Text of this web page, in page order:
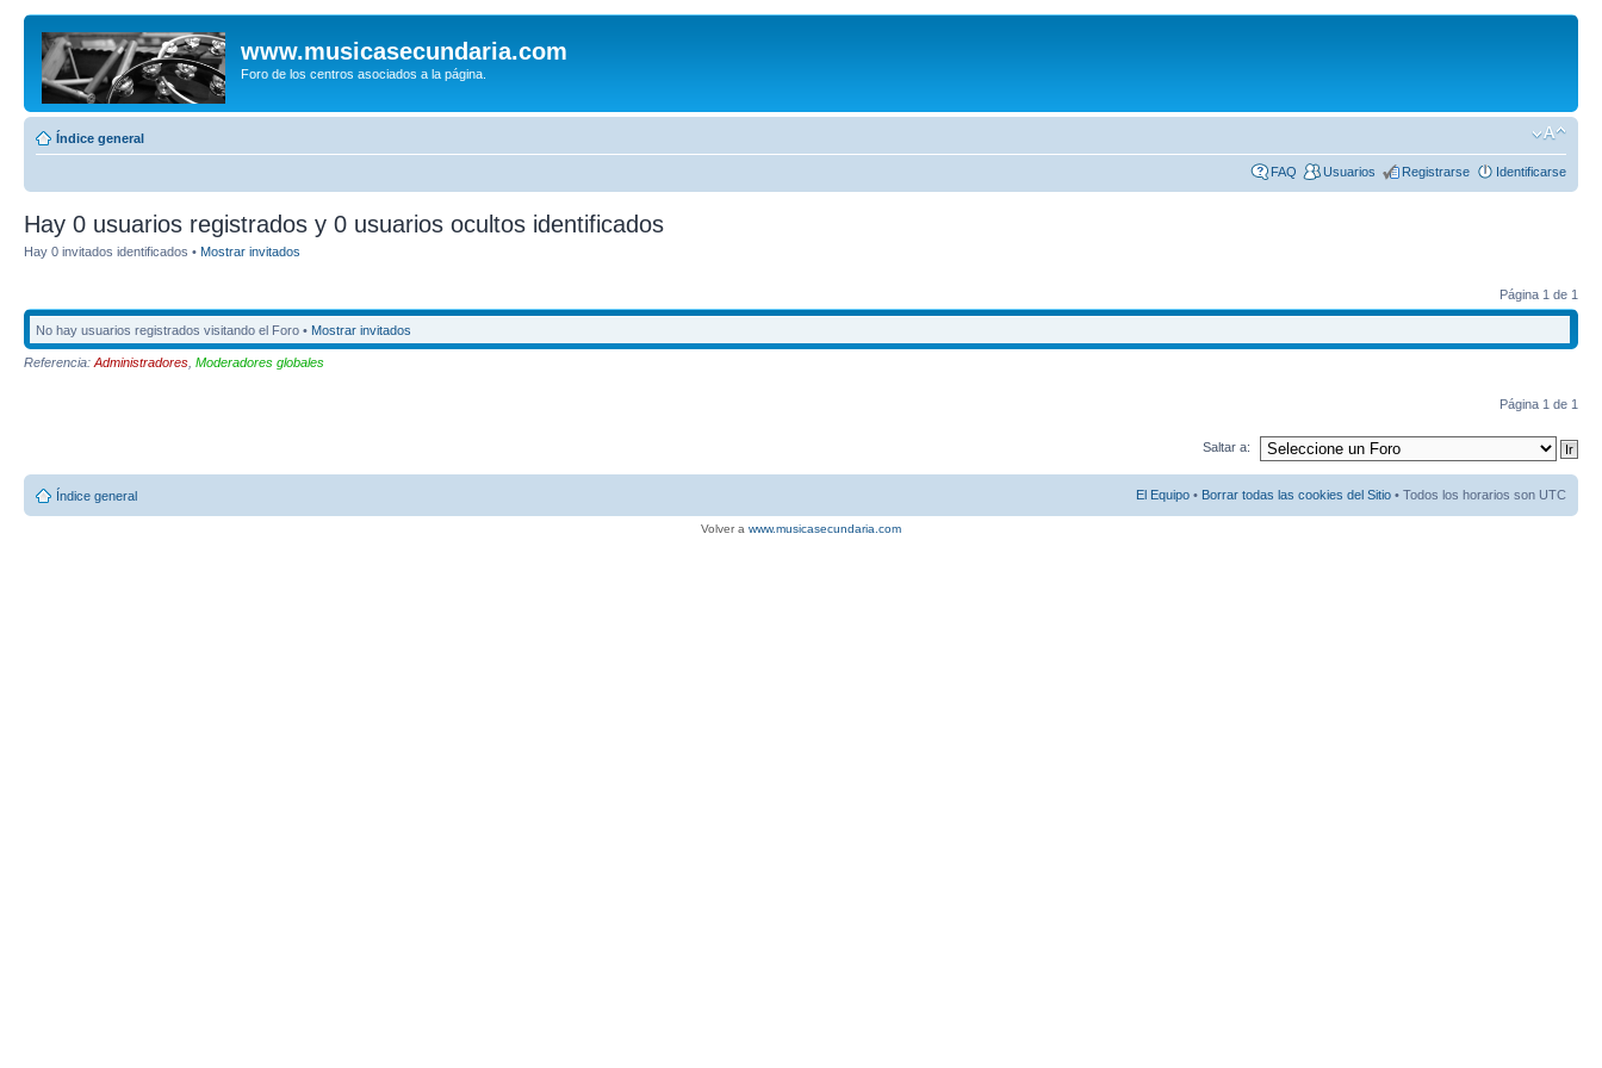
www.musicasecundaria.com
Foro de los centros asociados a la página.
Índice general
FAQ Usuarios Registrarse Identificarse
Hay 0 usuarios registrados y 0 usuarios ocultos identificados
Hay 0 invitados identificados • Mostrar invitados
Página 1 de 1
No hay usuarios registrados visitando el Foro • Mostrar invitados
Referencia: Administradores Moderadores globales
Página 1 de 1
Saltar a:
Índice general El Equipo • Borrar todas las cookies del Sitio • Todos los horarios son UTC
Volver a www.musicasecundaria.com